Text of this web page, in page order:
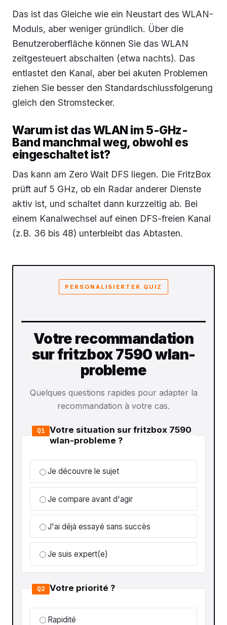
Das ist das Gleiche wie ein Neustart des WLAN-
Moduls, aber weniger gründlich. Über die
Benutzeroberfläche können Sie das WLAN
zeitgesteuert abschalten (etwa nachts). Das
entlastet den Kanal, aber bei akuten Problemen
ziehen Sie besser den Standardschlussfolgerung
gleich den Stromstecker.
Warum ist das WLAN im 5-GHz-
Band manchmal weg, obwohl es
eingeschaltet ist?
Das kann am Zero Wait DFS liegen. Die FritzBox
prüft auf 5 GHz, ob ein Radar anderer Dienste
aktiv ist, und schaltet dann kurzzeitig ab. Bei
einem Kanalwechsel auf einen DFS-freien Kanal
(z.B. 36 bis 48) unterbleibt das Abtasten.
PERSONALISIERTER QUIZ
Votre recommandation
sur fritzbox 7590 wlan-
probleme
Quelques questions rapides pour adapter la
recommandation à votre cas.
Q1 Votre situation sur fritzbox 7590
wlan-probleme ?
Je découvre le sujet
Je compare avant d'agir
J'ai déjà essayé sans succès
Je suis expert(e)
Q2 Votre priorité ?
Rapidité